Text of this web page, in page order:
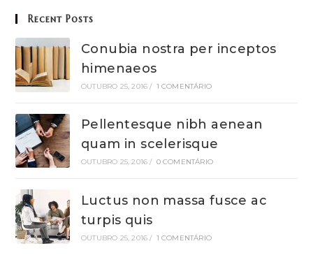
Recent Posts
Conubia nostra per inceptos
himenaeos
OUTUBRO 25, 2016 / 1 COMENTÁRIO
Pellentesque nibh aenean
quam in scelerisque
OUTUBRO 25, 2016 / 0 COMENTÁRIO
Luctus non massa fusce ac
turpis quis
OUTUBRO 25, 2016 / 1 COMENTÁRIO